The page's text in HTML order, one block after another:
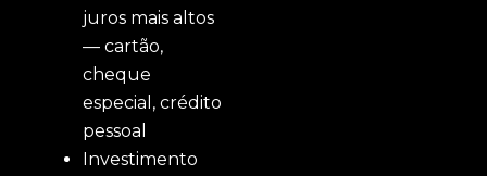
juros mais altos
— cartão,
cheque
especial, crédito
pessoal
Investimento